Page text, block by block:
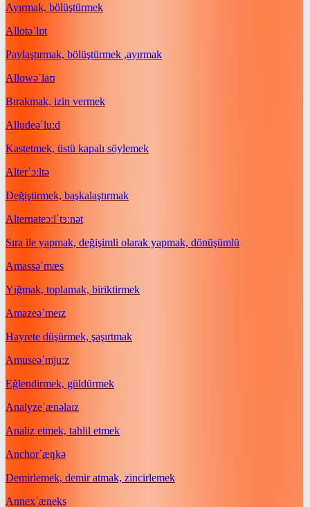
Ayırmak, bölüştürmek
Allotəˈlɒt
Paylaştırmak, bölüştürmek ,ayırmak
Allowəˈlaʊ
Bırakmak, izin vermek
Alludeəˈluːd
Kastetmek, üstü kapalı söylemek
Alterˈɔːltə
Değiştirmek, başkalaştırmak
Alternateɔːlˈtɜːnət
Sıra ile yapmak, değişimli olarak yapmak, dönüşümlü
Amassəˈmæs
Yığmak, toplamak, biriktirmek
Amazeəˈmeɪz
Hayrete düşürmek, şaşırtmak
Amuseəˈmjuːz
Eğlendirmek, güldürmek
Analyzeˈænəlaɪz
Analiz etmek, tahlil etmek
Anchorˈæŋkə
Demirlemek, demir atmak, zincirlemek
Annexˈæneks